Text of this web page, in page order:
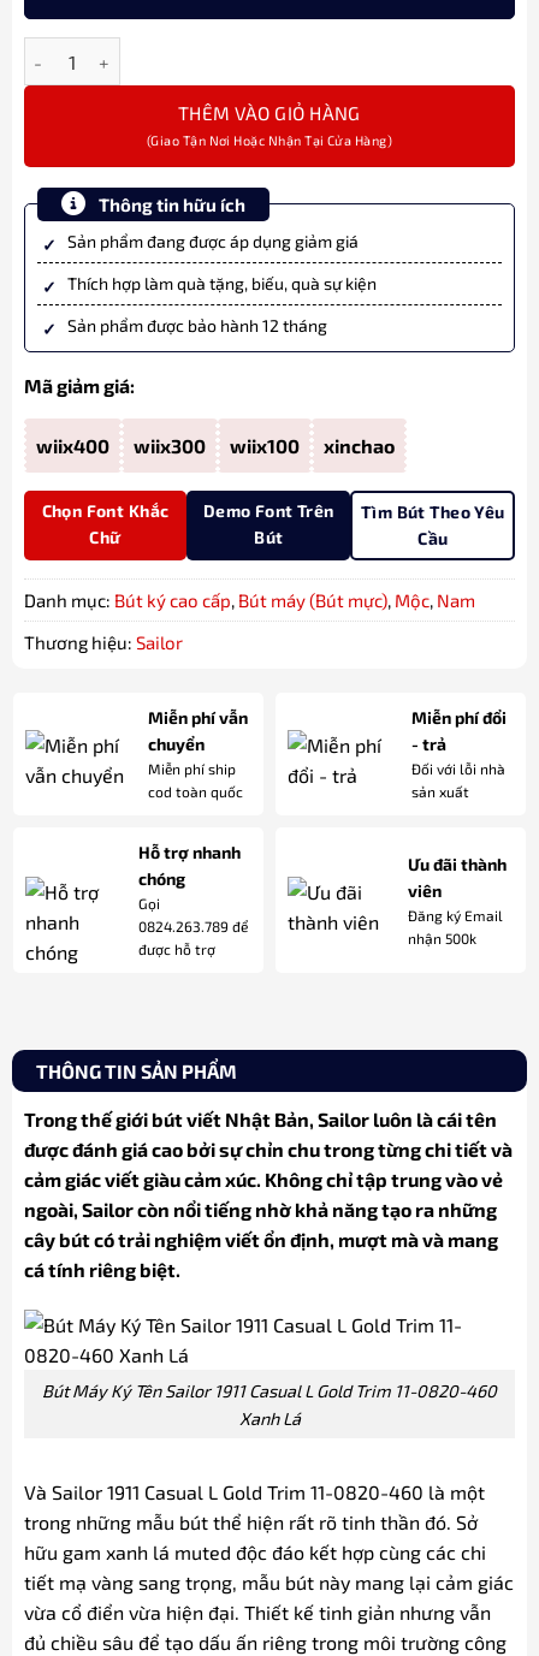
THÊM VÀO GIỎ HÀNG
Thông tin hữu ích
Sản phẩm đang được áp dụng giảm giá
Thích hợp làm quà tặng, biếu, quà sự kiện
Sản phẩm được bảo hành 12 tháng
Mã giảm giá:
wiix400 wiix300 wiix100 xinchao
Chọn Font Khắc
Chữ
Demo Font Trên
Bút
Tìm Bút Theo Yêu
Cầu
Danh mục: Bút ký cao cấp, Bút máy (Bút mực), Mộc, Nam
Thương hiệu: Sailor
Miễn phí vẫn
chuyển
Miễn phí ship
cod toàn quốc
Miễn phí đổi
- trả
Đối với lỗi nhà
sản xuất
Hỗ trợ nhanh
chóng
Gọi
0824.263.789 để
được hỗ trợ
Ưu đãi thành
viên
Đăng ký Email
nhận 500k
THÔNG TIN SẢN PHẨM
Trong thế giới bút viết Nhật Bản, Sailor luôn là cái tên
được đánh giá cao bởi sự chỉn chu trong từng chi tiết và
cảm giác viết giàu cảm xúc. Không chỉ tập trung vào vẻ
ngoài, Sailor còn nổi tiếng nhờ khả năng tạo ra những
cây bút có trải nghiệm viết ổn định, mượt mà và mang
cá tính riêng biệt.
Bút Máy Ký Tên Sailor 1911 Casual L Gold Trim 11-0820-460
Xanh Lá
Và Sailor 1911 Casual L Gold Trim 11-0820-460 là một
trong những mẫu bút thể hiện rất rõ tinh thần đó. Sở
hữu gam xanh lá muted độc đáo kết hợp cùng các chi
tiết mạ vàng sang trọng, mẫu bút này mang lại cảm giác
vừa cổ điển vừa hiện đại. Thiết kế tinh giản nhưng vẫn
đủ chiều sâu để tạo dấu ấn riêng trong môi trường công